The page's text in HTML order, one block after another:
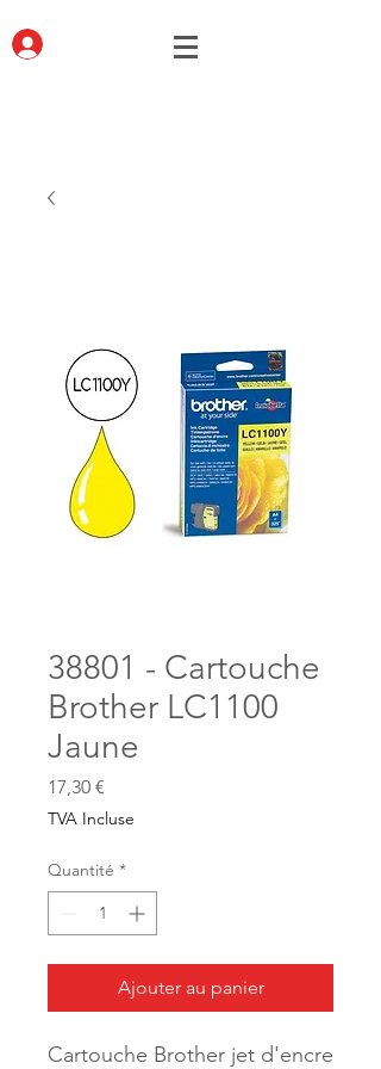
38801 - Cartouche
Brother LC1100
Jaune
17,30 €
TVA Incluse
Quantité *
Ajouter au panier
Cartouche Brother jet d'encre